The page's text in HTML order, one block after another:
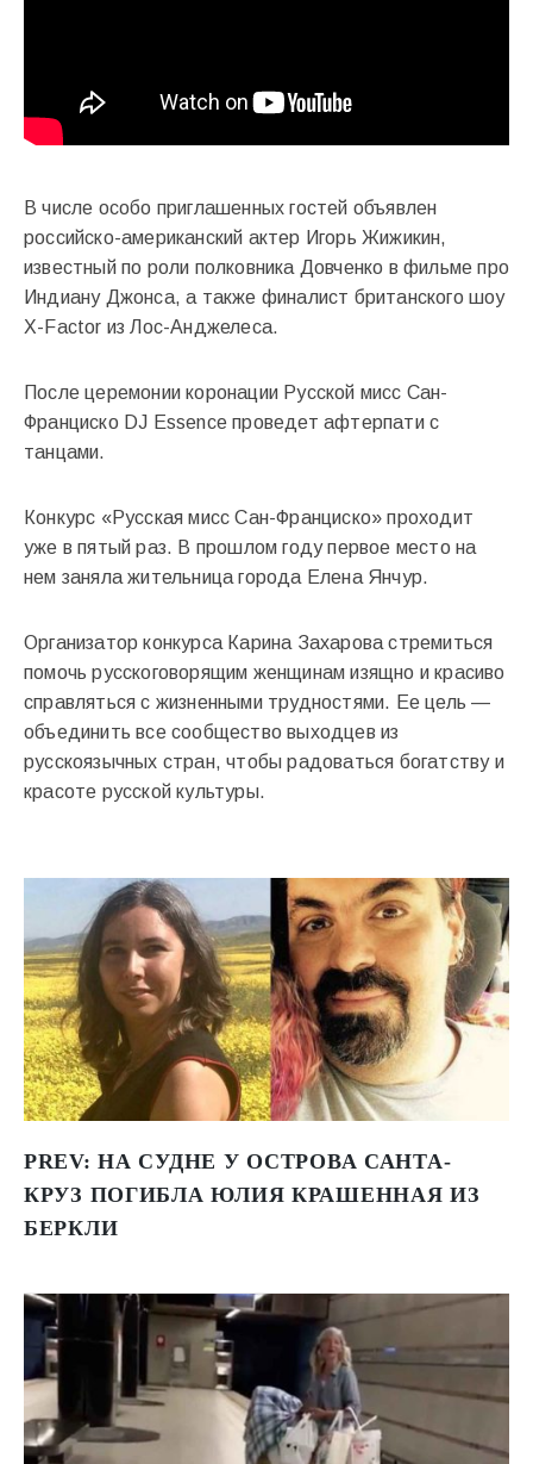
В числе особо приглашенных гостей объявлен
российско-американский актер Игорь Жижикин,
известный по роли полковника Довченко в фильме про
Индиану Джонса, а также финалист британского шоу
Х-Factor из Лос-Анджелеса.
После церемонии коронации Русской мисс Сан-
Франциско DJ Essence проведет афтерпати с
танцами.
Конкурс «Русская мисс Сан-Франциско» проходит
уже в пятый раз. В прошлом году первое место на
нем заняла жительница города Елена Янчур.
Организатор конкурса Карина Захарова стремиться
помочь русскоговорящим женщинам изящно и красиво
справляться с жизненными трудностями. Ее цель —
объединить все сообщество выходцев из
русскоязычных стран, чтобы радоваться богатству и
красоте русской культуры.
PREV: НА СУДНЕ У ОСТРОВА САНТА-
КРУЗ ПОГИБЛА ЮЛИЯ КРАШЕННАЯ ИЗ
БЕРКЛИ